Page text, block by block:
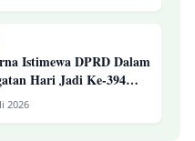
Istimewa DPRD Dalam
Hari Jadi Ke-394
2026